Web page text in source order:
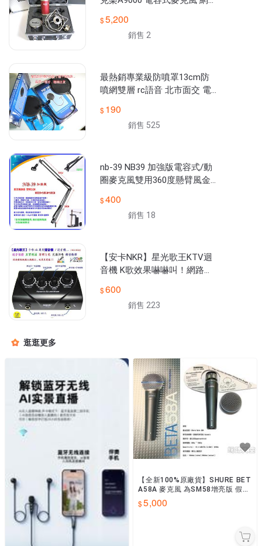
5,200
銷售 2
最熱銷專業級防噴罩13cm防
噴網雙層 rc語音 北市面交 電
016可參考
190
銷售 525
nb-39 NB39 加強版電容式/動
圈麥克風雙用360度懸臂風金
166種音效軟體
400
銷售 18
【安卡NKR】星光歌王KTV迴
音機 K歌效果嚇嚇叫！網路天
600
銷售 223
逛逛更多
【全新100%原廠貨】SHURE BET
A58A 麥克風 為SM58增亮版 假1
賠10 KTV/直播/表演/錄音 專用
5,000